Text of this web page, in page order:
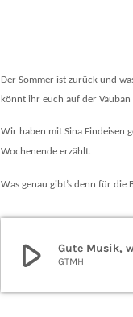
Der Sommer ist zurück und
könnt ihr euch auf der
Wir haben mit Sina Findeisen
Wochenende erzählt.
Was genau gibt’s denn für die
play_arrow Gute Musik,
GTMH